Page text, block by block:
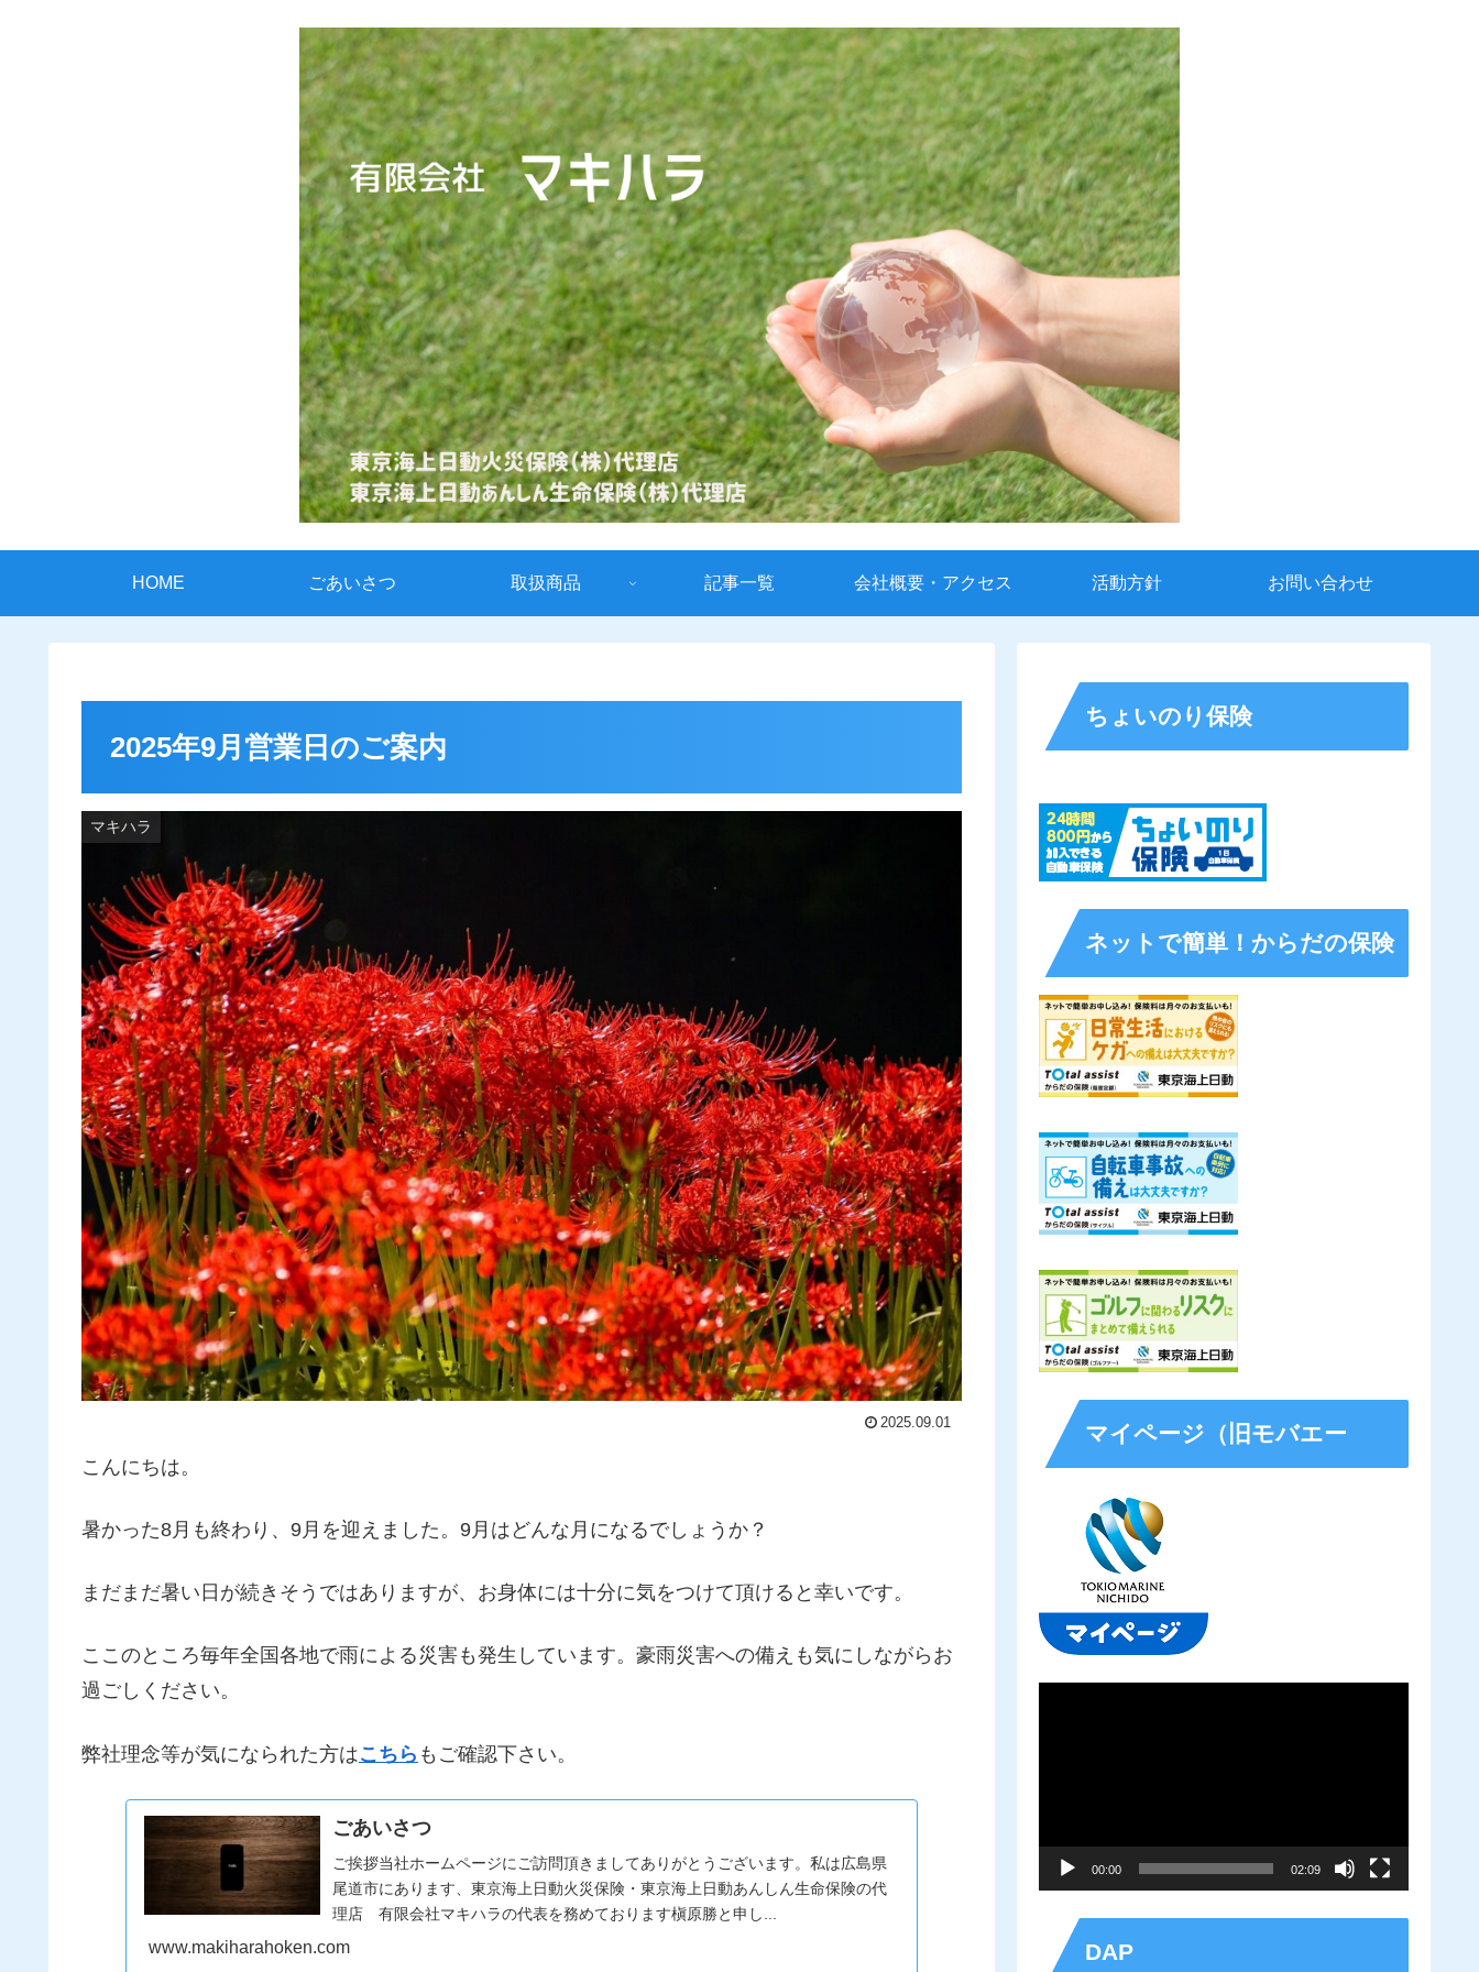
HOME ごあいさつ 取扱商品 記事一覧 会社概要・アクセス 活動方針 お問い合わせ
2025年9月営業日のご案内
マキハラ
2025.09.01
こんにちは。
暑かった8月も終わり、9月を迎えました。9月はどんな月になるでしょうか？
まだまだ暑い日が続きそうではありますが、お身体には十分に気をつけて頂けると幸いです。
ここのところ毎年全国各地で雨による災害も発生しています。豪雨災害への備えも気にしながらお
過ごしください。
弊社理念等が気になられた方はこちら もご確認下さい。
ごあいさつ
ご挨拶当社ホームページにご訪問頂きましてありがとうございます。私は広島県
尾道市にあります、東京海上日動火災保険・東京海上日動あんしん生命保険の代
理店 有限会社マキハラの代表を務めております槇原勝と申し...
www.makiharahoken.com
ちょいのり保険
ネットで簡単！からだの保険
マイページ（旧モバエー
00:00 02:09
DAP